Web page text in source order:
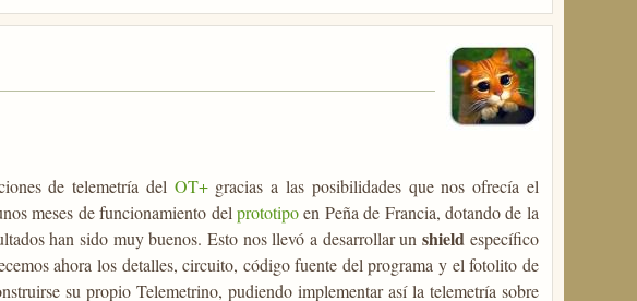
de telemetría del OT+gracias a las posibilidades que nos ofrecía el
meses de funcionamiento del prototipoen Peña de Francia, dotando de la
han sido muy buenos. Esto nos llevó a desarrollar unshield específico
ahora los detalles, circuito, código fuente del programa y el fotolito de
su propio Telemetrino, pudiendo implementar así la telemetría sobre